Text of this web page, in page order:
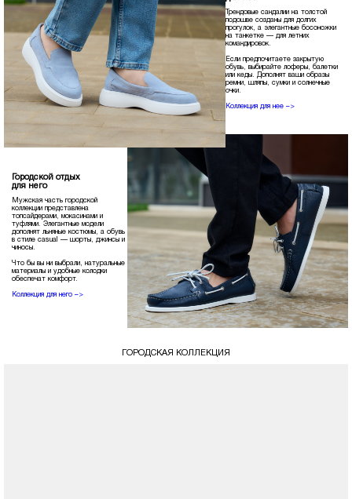
Трендовые сандалии на толстой
подошве созданы для долгих
прогулок, а элегантные босоножки
на танкетке — для летних
командировок.
Если предпочитаете закрытую
обувь, выбирайте лоферы, балетки
или кеды. Дополнят ваши образы
ремни, шляпы, сумки и солнечные
очки.
Коллекция для нее –>
Городской отдых
для него
Мужская часть городской
коллекции представлена
топсайдерами, мокасинами и
туфлями. Элегантные модели
дополнят льняные костюмы, а обувь
в стиле casual — шорты, джинсы и
чиносы.
Что бы вы ни выбрали, натуральные
материалы и удобные колодки
обеспечат комфорт.
Коллекция для него –>
ГОРОДСКАЯ КОЛЛЕКЦИЯ